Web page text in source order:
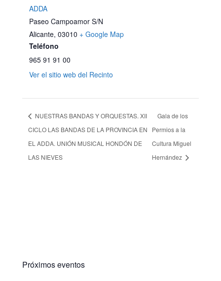
ADDA
Paseo Campoamor S/N
Alicante, 03010 + Google Map
Teléfono
965 91 91 00
Ver el sitio web del Recinto
NUESTRAS BANDAS Y ORQUESTAS. XII
CICLO LAS BANDAS DE LA PROVINCIA EN
EL ADDA. UNIÓN MUSICAL HONDÓN DE
LAS NIEVES
Gala de los
Permios a la
Cultura Miguel
Hernández
Próximos eventos